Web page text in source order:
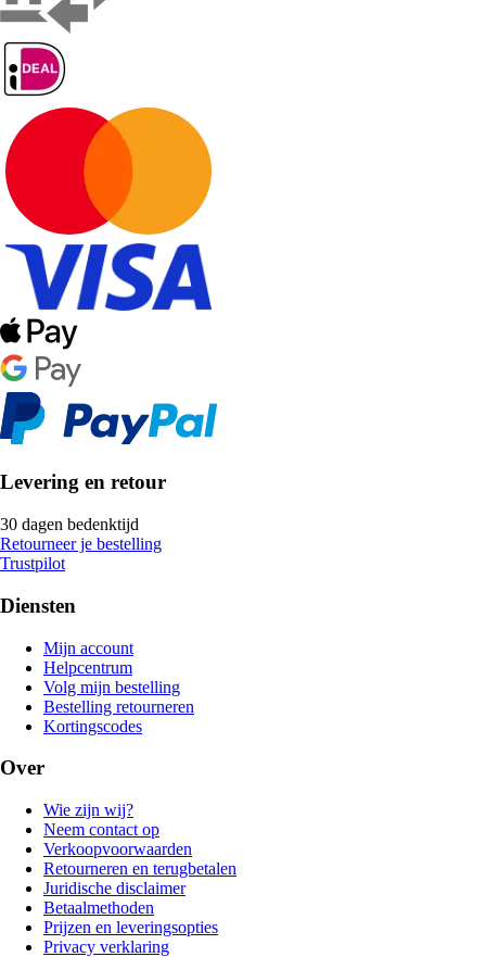
Levering en retour
30 dagen bedenktijd
Retourneer je bestelling
Trustpilot
Diensten
Mijn account
Helpcentrum
Volg mijn bestelling
Bestelling retourneren
Kortingscodes
Over
Wie zijn wij?
Neem contact op
Verkoopvoorwaarden
Retourneren en terugbetalen
Juridische disclaimer
Betaalmethoden
Prijzen en leveringsopties
Privacy verklaring